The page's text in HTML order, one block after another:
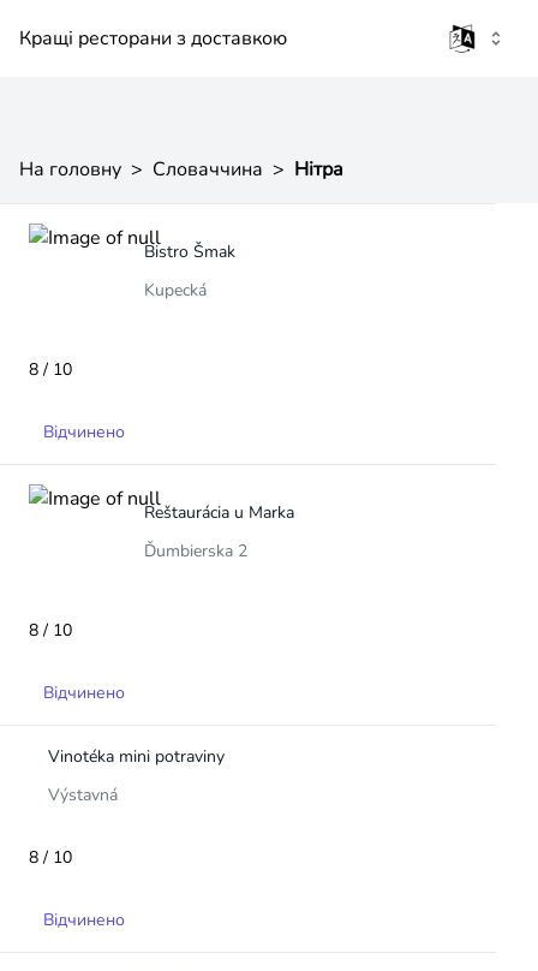
Кращі ресторани з доставкою
На головну > Словаччина > Нітра
Bistro Šmak
Kupecká
8 / 10
Відчинено
Reštaurácia u Marka
Ďumbierska 2
8 / 10
Відчинено
Vinotéka mini potraviny
Výstavná
8 / 10
Відчинено